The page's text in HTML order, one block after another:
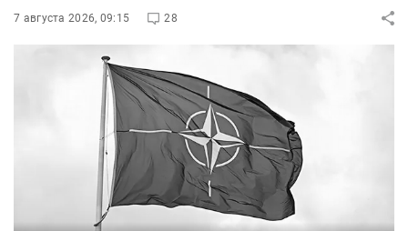
7 августа 2026, 09:15 28